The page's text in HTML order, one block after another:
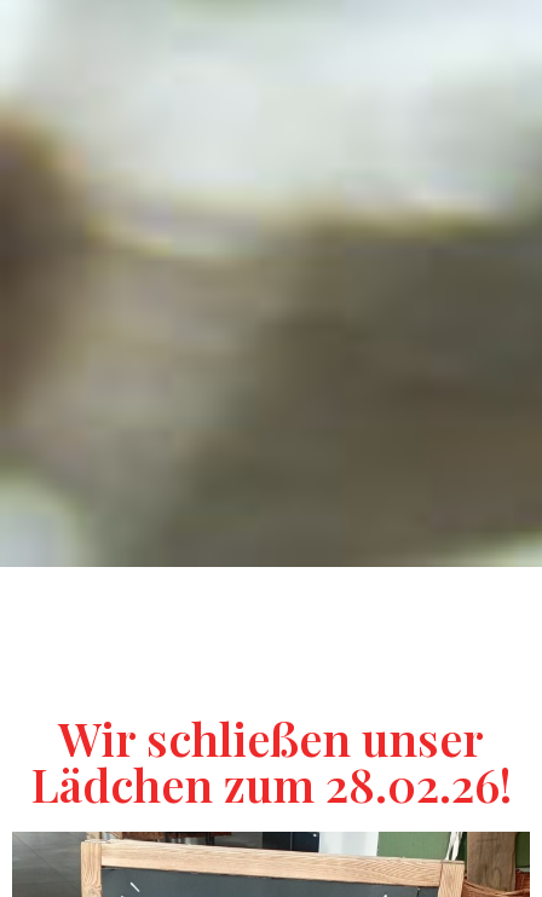
Wir schließen unser
Lädchen zum 28.02.26!